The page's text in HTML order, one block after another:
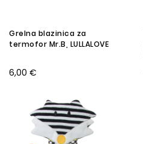
Grelna blazinica za
termofor Mr.B, LULLALOVE
6,00 €